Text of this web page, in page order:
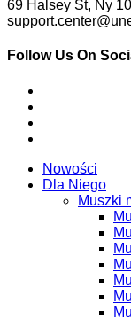
69 Halsey St, Ny
Follow Us On
Nowości
Dla Niego
Muszki